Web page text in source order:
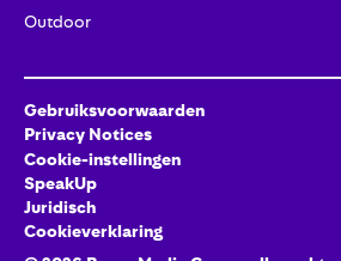
Outdoor
Gebruiksvoorwaarden
Privacy Notices
Cookie-instellingen
SpeakUp
Juridisch
Cookieverklaring